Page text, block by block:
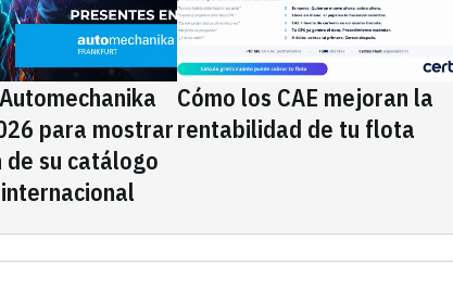
para mostrar
de su catálogo
Cómo los CAE mejoran la
rentabilidad de tu flota